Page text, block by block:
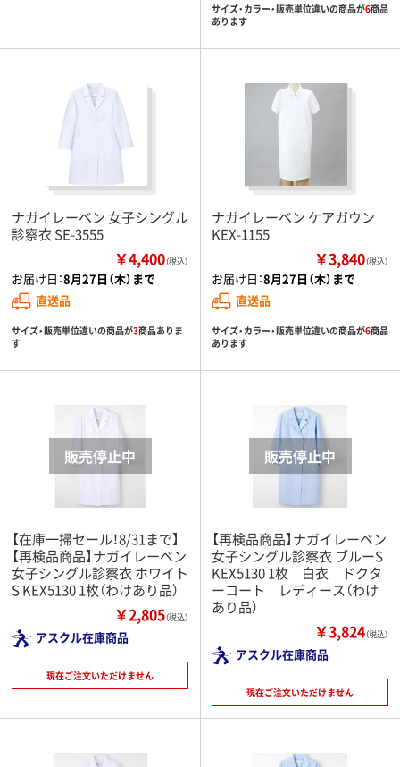
サイズ・カラー・販売単位違いの商品が6商品
あります
ナガイレーベン 女子シングル
診察衣 SE-3555
￥4,400（税込）
お届け日：8月27日（木）まで
直送品
サイズ・販売単位違いの商品が3商品ありま
す
ナガイレーベン ケアガウン
KEX-1155
￥3,840（税込）
お届け日：8月27日（木）まで
直送品
サイズ・カラー・販売単位違いの商品が6商品
あります
【在庫一掃セール！8/31まで】
【再検品商品】ナガイレーベン
女子シングル診察衣 ホワイト
S KEX5130 1枚（わけあり品）
￥2,805（税込）
アスクル在庫商品
現在ご注文いただけません
【再検品商品】ナガイレーベン
女子シングル診察衣 ブルーS
KEX5130 1枚 白衣 ドクタ
ーコート レディース（わけ
あり品）
￥3,824（税込）
アスクル在庫商品
現在ご注文いただけません